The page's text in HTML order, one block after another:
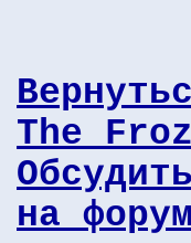
The
на